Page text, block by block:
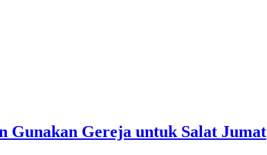
Gunakan Gereja untuk Salat Jumat